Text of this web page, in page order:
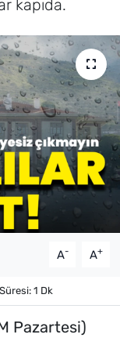
kapıda.
A- A+
1 Dk
Pazartesi)